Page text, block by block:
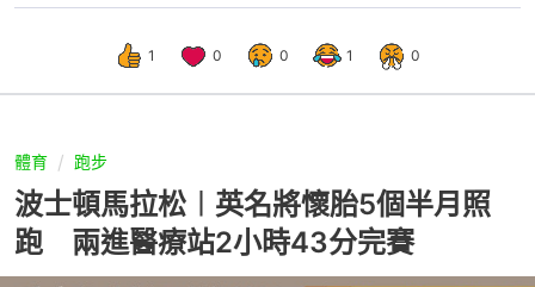
1 0 0 1 0
體育 跑步
波士頓馬拉松︱英名將懷胎5個半月照
跑 兩進醫療站2小時43分完賽